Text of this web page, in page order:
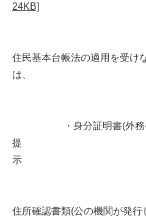
24KB]
住民基本台帳法の適用を受け
は
・身分証明書(外務省
提
住所確認書類(公の機関が発